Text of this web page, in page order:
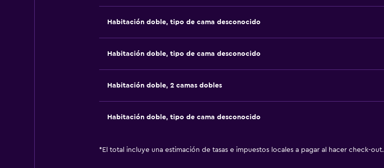
Habitación doble, tipo de cama desconocido
Habitación doble, tipo de cama desconocido
Habitación doble, 2 camas dobles
Habitación doble, tipo de cama desconocido
* El total incluye una estimación de tasas e impuestos locales a pagar al hacer check-out.